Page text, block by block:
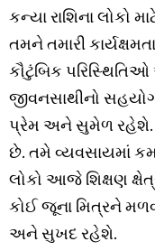
કન્યા રાશિના લોકો
તમને તમારી
કૌટુંબિક
જીવનસાથીનો
પ્રેમ અને સુમેળ રહેશે.
છે. તમે વ્યવસાયમાં
લોકો આજે શિક્ષણ
કોઈ જૂના મિત્રને
અને સુખદ રહેશે.